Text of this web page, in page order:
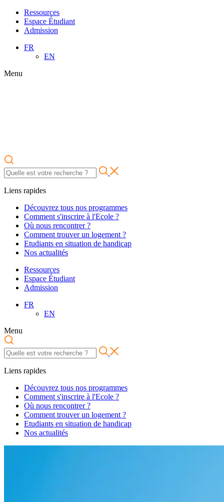
Ressources
Espace Étudiant
Admission
FR
EN
Menu
Liens rapides
Découvrez tous nos programmes
Comment s'inscrire à l'Ecole ?
Où nous rencontrer ?
Comment trouver un logement ?
Etudiants en situation de handicap
Nos actualités
Ressources
Espace Étudiant
Admission
FR
EN
Menu
Liens rapides
Découvrez tous nos programmes
Comment s'inscrire à l'Ecole ?
Où nous rencontrer ?
Comment trouver un logement ?
Etudiants en situation de handicap
Nos actualités